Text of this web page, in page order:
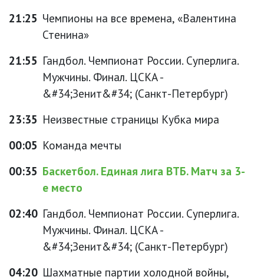
21:25 Чемпионы на все времена, «Валентина
Стенина»
21:55 Гандбол. Чемпионат России. Суперлига.
Мужчины. Финал. ЦСКА -
&#34;Зенит&#34; (Санкт-Петербург)
23:35 Неизвестные страницы Кубка мира
00:05 Команда мечты
00:35 Баскетбол. Единая лига ВТБ. Матч за 3-
е место
02:40 Гандбол. Чемпионат России. Суперлига.
Мужчины. Финал. ЦСКА -
&#34;Зенит&#34; (Санкт-Петербург)
04:20 Шахматные партии холодной войны,